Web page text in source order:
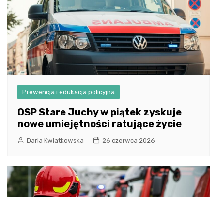
Prewencja i edukacja policyjna
OSP Stare Juchy w piątek zyskuje
nowe umiejętności ratujące życie
Daria Kwiatkowska 26 czerwca 2026